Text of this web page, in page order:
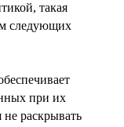
такая
следующих
при их
не раскрывать